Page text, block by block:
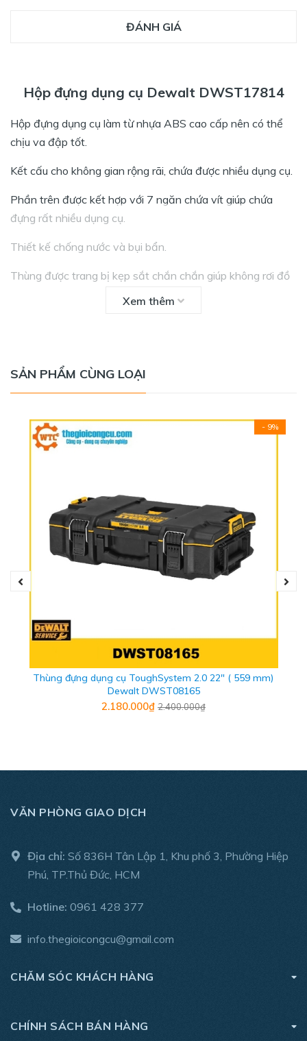
ĐÁNH GIÁ
Hộp đựng dụng cụ Dewalt DWST17814
Hộp đựng dụng cụ làm từ nhựa ABS cao cấp nên có thể
chịu va đập tốt.
Kết cấu cho không gian rộng rãi, chứa được nhiều dụng cụ.
Phần trên được kết hợp với 7 ngăn chứa vít giúp chứa
đựng rất nhiều dụng cụ.
Thiết kế chống nước và bụi bẩn.
Thùng được trang bị kẹp sắt chắn chắn giúp không rơi đồ
THÔNG SỐ KỸ THUẬT
- Thương hiệu: Dewalt
- Kích thước: 450 x 350 x 320 mm
Xem thêm
SẢN PHẨM CÙNG LOẠI
- 9%
Thùng đựng dụng cụ ToughSystem 2.0 22" ( 559 mm)
Dewalt DWST08165
2.180.000₫ 2.400.000₫
VĂN PHÒNG GIAO DỊCH
Địa chỉ: Số 836H Tân Lập 1, Khu phố 3, Phường Hiệp
Phú, TP.Thủ Đức, HCM
Hotline: 0961 428 377
info.thegioicongcu@gmail.com
CHĂM SÓC KHÁCH HÀNG
CHÍNH SÁCH BÁN HÀNG